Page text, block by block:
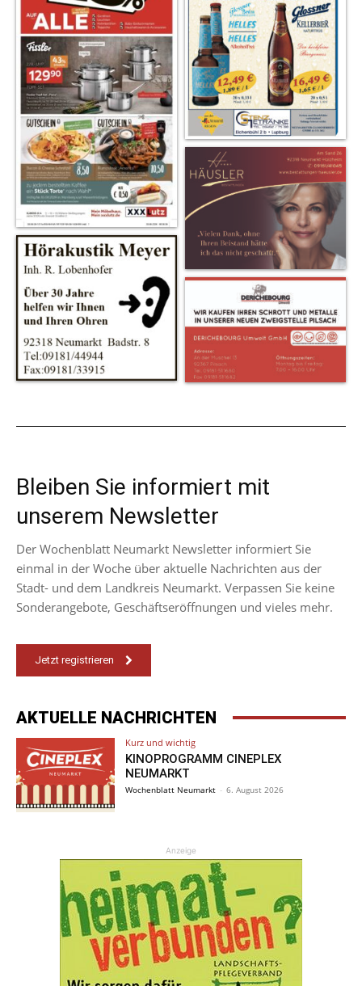
Bleiben Sie informiert mit
unserem Newsletter
Der Wochenblatt Neumarkt Newsletter informiert Sie
einmal in der Woche über aktuelle Nachrichten aus der
Stadt- und dem Landkreis Neumarkt. Verpassen Sie keine
Sonderangebote, Geschäftseröffnungen und vieles mehr.
Jetzt registrieren
AKTUELLE NACHRICHTEN
Kurz und wichtig
KINOPROGRAMM CINEPLEX
NEUMARKT
Wochenblatt Neumarkt - 6. August 2026
Anzeige